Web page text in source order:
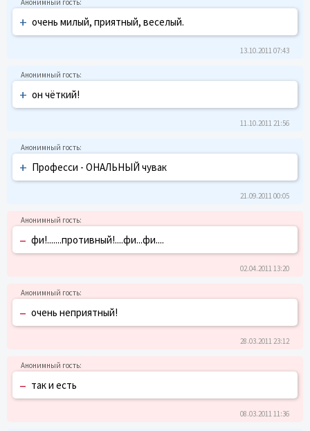
+ очень милый, приятный, веселый.
13.10.2011 07:43
+ он чёткий!
11.10.2011 21:56
+ Професси - ОНАЛЬНЫЙ чувак
21.09.2011 00:05
– фи!.......противный!....фи...фи....
02.04.2011 13:20
– очень неприятный!
28.03.2011 23:12
– так и есть
08.03.2011 11:36